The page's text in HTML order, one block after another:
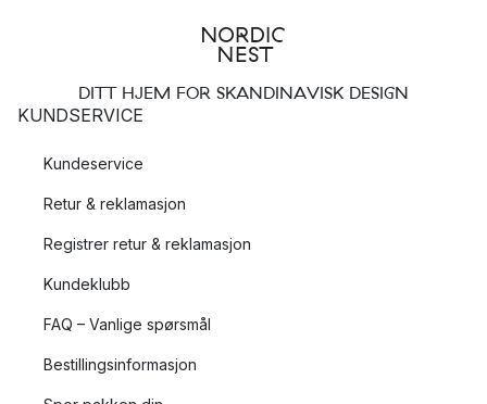
DITT HJEM FOR SKANDINAVISK DESIGN
KUNDSERVICE
Kundeservice
Retur & reklamasjon
Registrer retur & reklamasjon
Kundeklubb
FAQ – Vanlige spørsmål
Bestillingsinformasjon